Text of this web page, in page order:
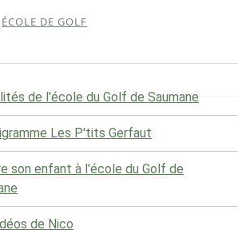
ÉCOLE DE GOLF
de l'école du Golf de Saumane
Les P'tits Gerfaut
son enfant à l'école du Golf de
de Nico